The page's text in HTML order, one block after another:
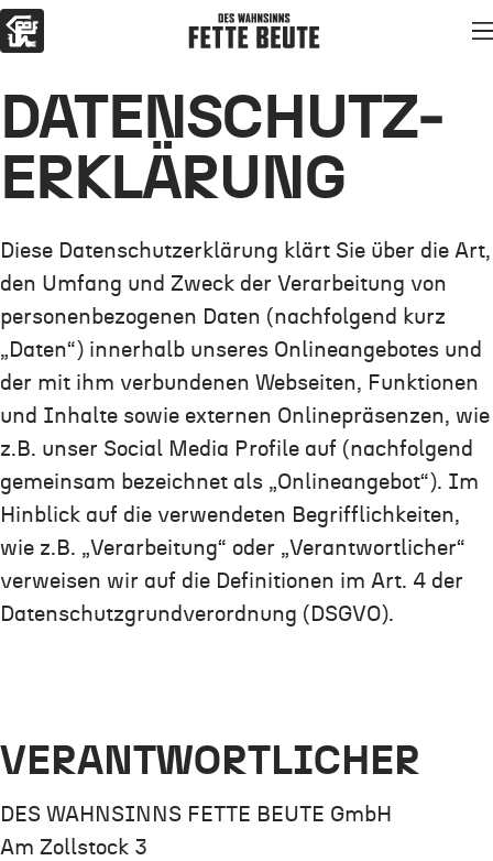
Zum Hauptinhalt springen
Zur Navigation springen
Des Wahnsinns Fette Beute
DATEN­SCHUTZ­
ERKLÄRUNG
Diese Datenschutzerklärung klärt Sie über die Art,
den Umfang und Zweck der Verarbeitung von
personenbezogenen Daten (nachfolgend kurz
„Daten“) innerhalb unseres Onlineangebotes und
der mit ihm verbundenen Webseiten, Funktionen
und Inhalte sowie externen Onlinepräsenzen, wie
z.B. unser Social Media Profile auf (nachfolgend
gemeinsam bezeichnet als „Onlineangebot“). Im
Hinblick auf die verwendeten Begrifflichkeiten,
wie z.B. „Verarbeitung“ oder „Verantwortlicher“
verweisen wir auf die Definitionen im Art. 4 der
Datenschutzgrundverordnung (DSGVO).
VERANTWORTLICHER
DES WAHNSINNS FETTE BEUTE GmbH
Am Zollstock 3